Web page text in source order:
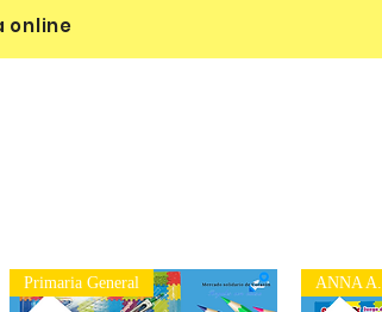
online
Primaria General ANNA